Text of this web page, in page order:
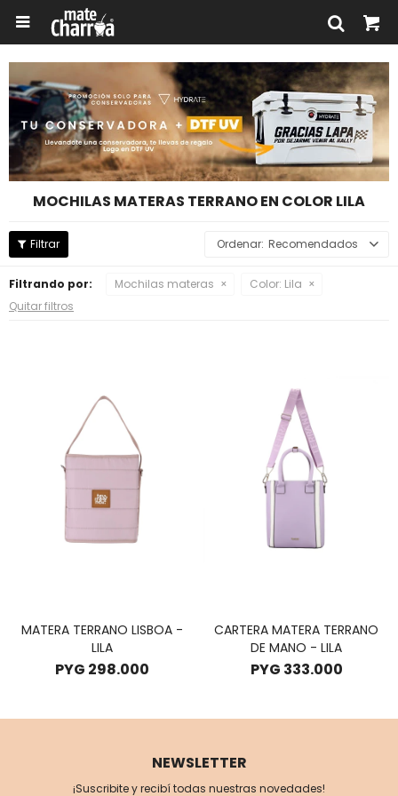

MOCHILAS MATERAS TERRANO EN COLOR LILA
Recomendados
Filtrando por: Mochilas materas Color: Lila
Quitar filtros
MATERA TERRANO LISBOA -
LILA
PYG 298.000
CARTERA MATERA TERRANO
DE MANO - LILA
PYG 333.000
NEWSLETTER
¡Suscribite y recibí todas nuestras novedades!